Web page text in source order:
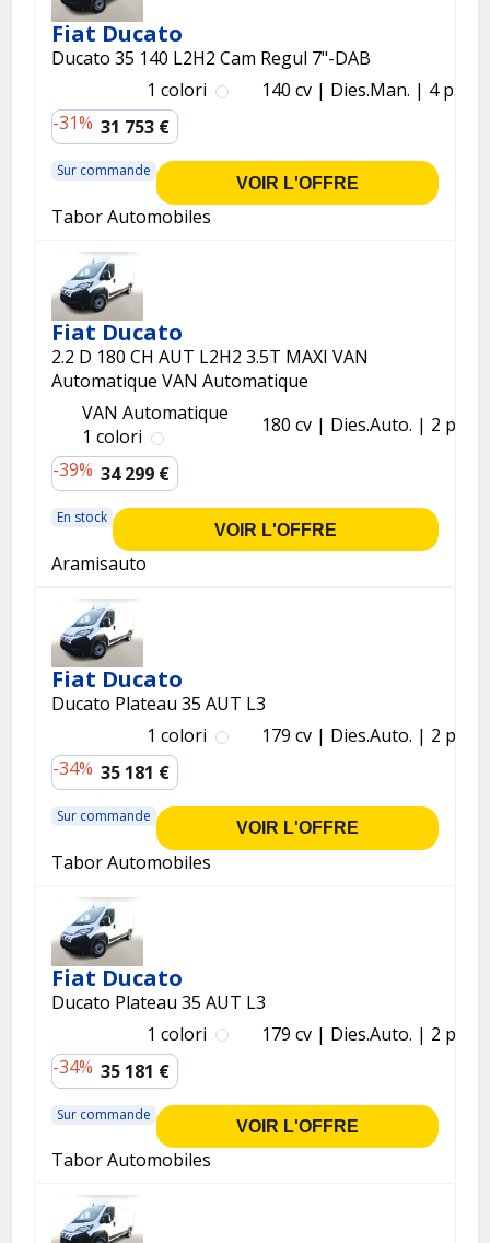
Fiat Ducato
Ducato 35 140 L2H2 Cam Regul 7"-DAB
1 colori
140 cv Dies.Man.
4 p.
-31% 31 753 €
Sur commande
VOIR L'OFFRE
Tabor Automobiles
Fiat Ducato
2.2 D 180 CH AUT L2H2 3.5T MAXI VAN
Automatique VAN Automatique
VAN Automatique
1 colori
180 cv Dies.Auto.
2 p.
-39% 34 299 €
En stock
VOIR L'OFFRE
Aramisauto
Fiat Ducato
Ducato Plateau 35 AUT L3
1 colori
179 cv Dies.Auto.
2 p.
-34% 35 181 €
Sur commande
VOIR L'OFFRE
Tabor Automobiles
Fiat Ducato
Ducato Plateau 35 AUT L3
1 colori
179 cv Dies.Auto.
2 p.
-34% 35 181 €
Sur commande
VOIR L'OFFRE
Tabor Automobiles